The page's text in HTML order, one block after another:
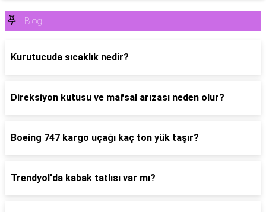
Blog
Kurutucuda sıcaklık nedir?
Direksiyon kutusu ve mafsal arızası neden olur?
Boeing 747 kargo uçağı kaç ton yük taşır?
Trendyol'da kabak tatlısı var mı?